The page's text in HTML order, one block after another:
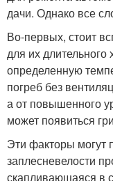
дачи. Однако все
Во-первых, стоит
для их
определенную
погреб без
а от повышенного
может появиться
Эти факторы могут
заплесневелости
скапливающаяся в